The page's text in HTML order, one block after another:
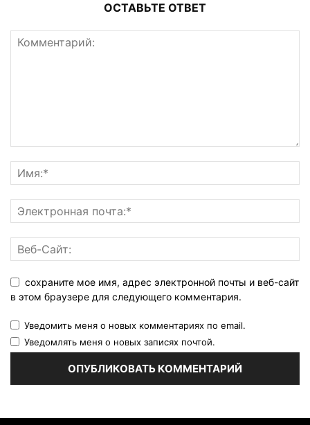
ОСТАВЬТЕ ОТВЕТ
сохраните мое имя, адрес электронной почты и веб-сайт
в этом браузере для следующего комментария.
Уведомить меня о новых комментариях по email.
Уведомлять меня о новых записях почтой.